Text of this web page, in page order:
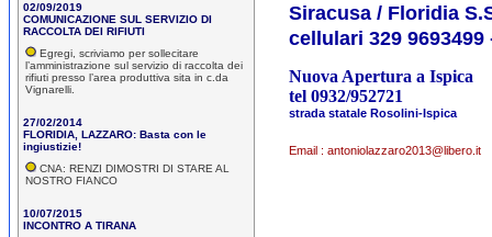
02/09/2019
COMUNICAZIONE SUL SERVIZIO DI
RACCOLTA DEI RIFIUTI
Egregi, scriviamo per sollecitare
l’amministrazione sul servizio di raccolta dei
rifiuti presso l’area produttiva sita in c.da
Vignarelli.
27/02/2014
FLORIDIA, LAZZARO: Basta con le
ingiustizie!
CNA: RENZI DIMOSTRI DI STARE AL
NOSTRO FIANCO
10/07/2015
INCONTRO A TIRANA
Siracusa / Floridia
cellulari 329
Nuova Apertura a Ispica
tel 0932/952721
strada statale Rosolini-Ispica
Email : antoniolazzaro2013@libero.it